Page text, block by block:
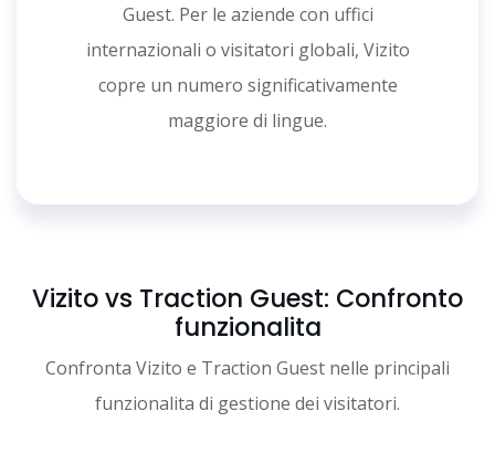
Guest. Per le aziende con uffici
internazionali o visitatori globali, Vizito
copre un numero significativamente
maggiore di lingue.
Vizito vs Traction Guest: Confronto
funzionalita
Confronta Vizito e Traction Guest nelle principali
funzionalita di gestione dei visitatori.